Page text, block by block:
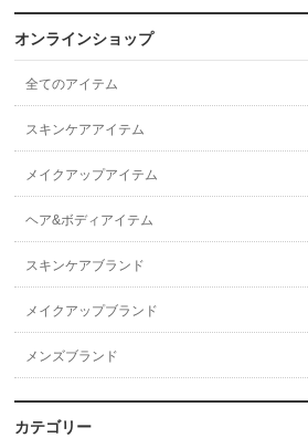
オンラインショップ
全てのアイテム
スキンケアアイテム
メイクアップアイテム
ヘア&ボディアイテム
スキンケアブランド
メイクアップブランド
メンズブランド
カテゴリー